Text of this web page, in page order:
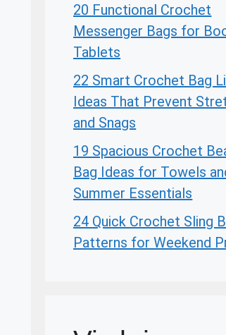
20 Functional Crochet
Messenger Bags for
Tablets
22 Smart Crochet Bag
Ideas That Prevent
and Snags
19 Spacious Crochet
Bag Ideas for Towels
Summer Essentials
24 Quick Crochet Sling
Patterns for Weekend